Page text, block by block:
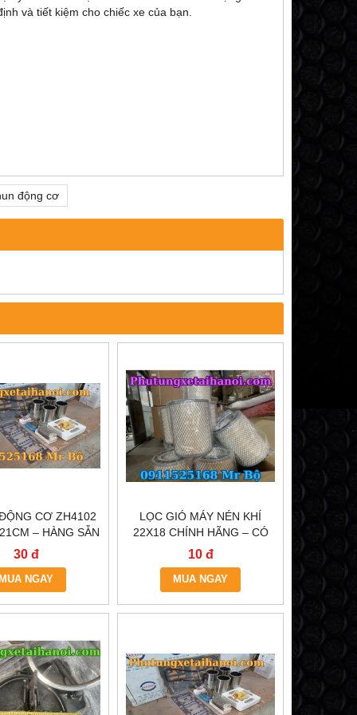
và tiết kiệm cho chiếc xe của bạn.
động cơ
CƠ ZH4102
– HÀNG SẴN
NỘI & TP.HCM
30 đ
MUA NGAY
LỌC GIÓ MÁY NÉN KHÍ
22X18 CHÍNH HÃNG – CÓ
SẴN TẠI HÀ NỘI & TP.HCM
10 đ
MUA NGAY